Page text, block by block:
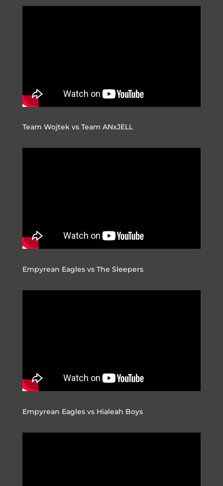
Team Wojtek vs Team ANxJELL
Empyrean Eagles vs The Sleepers
Empyrean Eagles vs Hialeah Boys